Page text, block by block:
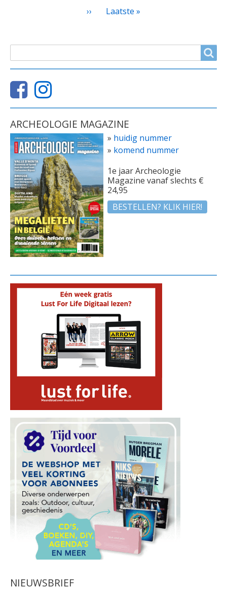
Volgende
››
Laatste
Laatste »
ARCHEOLOGIE MAGAZINE
» huidig nummer
» komend nummer
1e jaar Archeologie
Magazine vanaf slechts €
24,95
BESTELLEN? KLIK HIER!
NIEUWSBRIEF